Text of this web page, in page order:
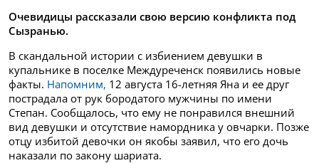
Очевидицы рассказали свою версию конфликта под
Сызранью.
В скандальной истории с избиением девушки в
купальнике в поселке Междуреченск появились новые
факты. Напомним, 12 августа 16-летняя Яна и ее друг
пострадала от рук бородатого мужчины по имени
Степан. Сообщалось, что ему не понравился внешний
вид девушки и отсутствие намордника у овчарки. Позже
отцу избитой девочки он якобы заявил, что его дочь
наказали по закону шариата.